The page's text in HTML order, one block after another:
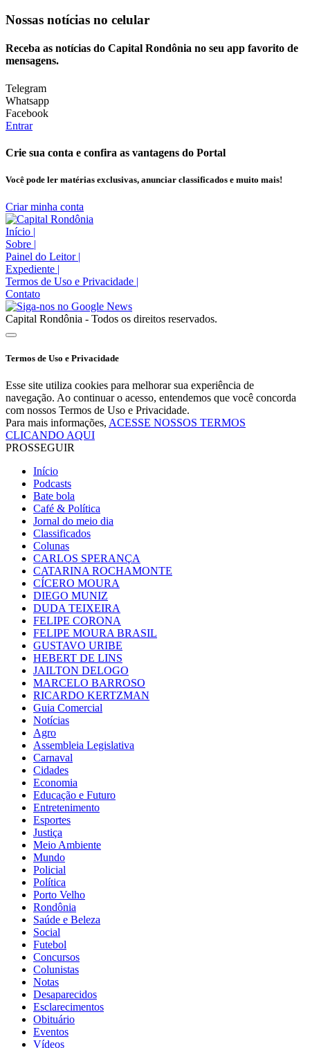
Nossas notícias no celular
Receba as notícias do Capital Rondônia no seu app favorito de
mensagens.
Telegram
Whatsapp
Facebook
Entrar
Crie sua conta e confira as vantagens do Portal
Você pode ler matérias exclusivas, anunciar classificados e muito mais!
Criar minha conta
Início |
Sobre |
Painel do Leitor |
Expediente |
Termos de Uso e Privacidade |
Contato
Capital Rondônia - Todos os direitos reservados.
Termos de Uso e Privacidade
Esse site utiliza cookies para melhorar sua experiência de
navegação. Ao continuar o acesso, entendemos que você concorda
com nossos Termos de Uso e Privacidade.
Para mais informações, ACESSE NOSSOS TERMOS
CLICANDO AQUI
PROSSEGUIR
Início
Podcasts
Bate bola
Café & Política
Jornal do meio dia
Classificados
Colunas
CARLOS SPERANÇA
CATARINA ROCHAMONTE
CÍCERO MOURA
DIEGO MUNIZ
DUDA TEIXEIRA
FELIPE CORONA
FELIPE MOURA BRASIL
GUSTAVO URIBE
HEBERT DE LINS
JAILTON DELOGO
MARCELO BARROSO
RICARDO KERTZMAN
Guia Comercial
Notícias
Agro
Assembleia Legislativa
Carnaval
Cidades
Economia
Educação e Futuro
Entretenimento
Esportes
Justiça
Meio Ambiente
Mundo
Policial
Política
Porto Velho
Rondônia
Saúde e Beleza
Social
Futebol
Concursos
Colunistas
Notas
Desaparecidos
Esclarecimentos
Obituário
Eventos
Vídeos